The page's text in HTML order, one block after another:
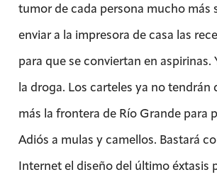
tumor de cada persona mucho más
enviar a la impresora de casa las
para que se conviertan en aspirinas.
la droga. Los carteles ya no tendrán
más la frontera de Río Grande para
Adiós a mulas y camellos. Bastará
Internet el diseño del último éxtasis